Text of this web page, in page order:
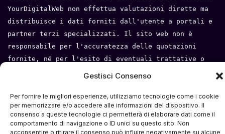
Gestisci Consenso
Per fornire le migliori esperienze, utilizziamo tecnologie come i cookie
per memorizzare e/o accedere alle informazioni del dispositivo. Il
consenso a queste tecnologie ci permetterà di elaborare dati come il
comportamento di navigazione o ID unici su questo sito. Non
acconsentire o ritirare il consenso può influire negativamente su alcune
YourDigitalWeb non effettua valutazioni dirette ma
distribuisce i dati forniti dall'utente a portali e
partner terzi specializzati. Il sito web non è
responsabile per l'accuratezza delle quotazioni
fornite, né per l'esito di eventuali trattative o
Privacy Policy - Cookie Policy - Condizioni del
servizio - Mappa del sito